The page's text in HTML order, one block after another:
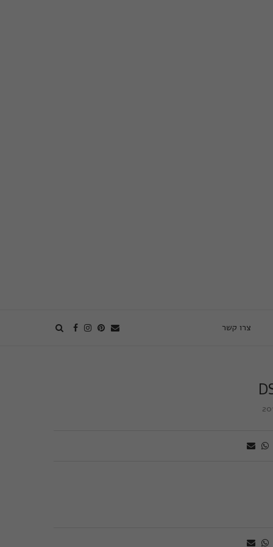
צרו קשר